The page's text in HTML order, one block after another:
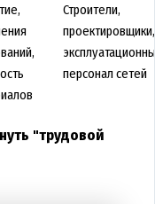
Строители,
проектировщики,
персонал сетей
"трудовой